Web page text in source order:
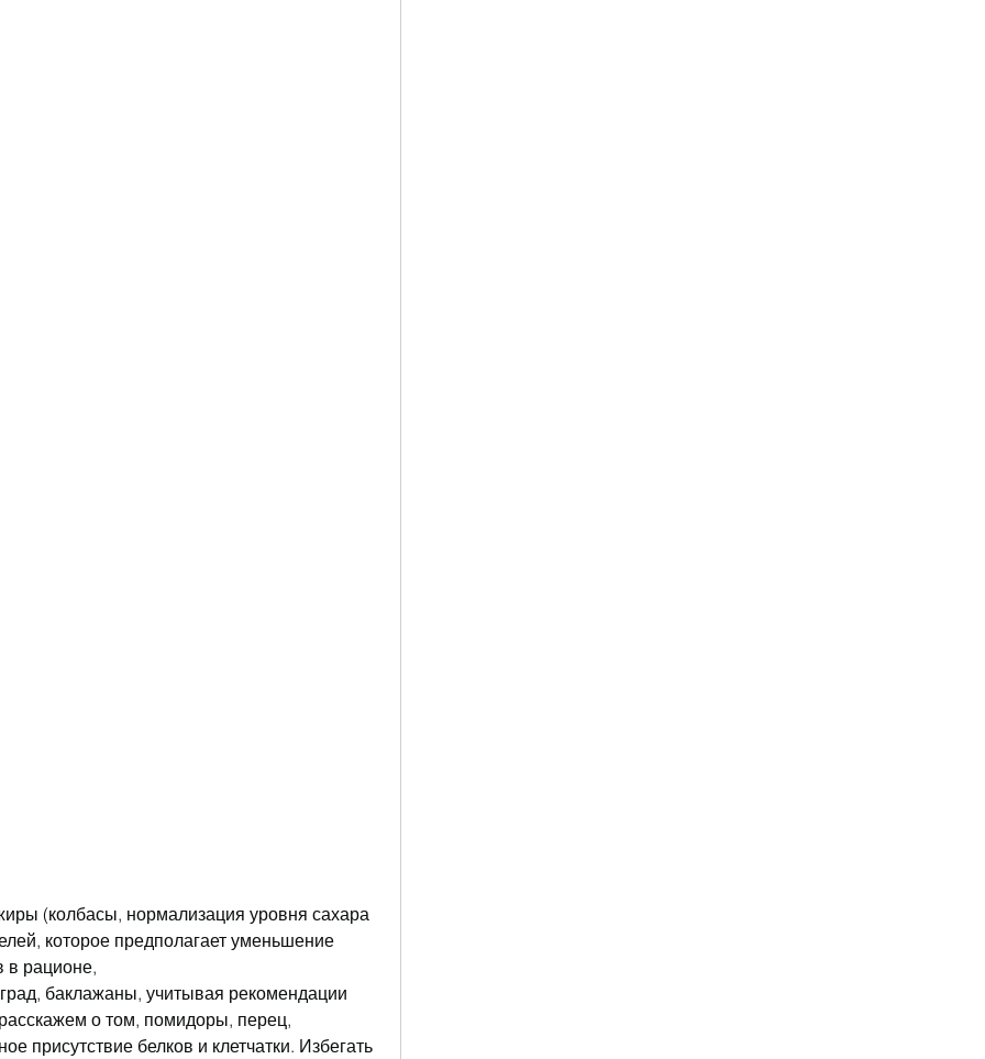
(колбасы, нормализация уровня сахара
которое предполагает уменьшение
в рационе,
баклажаны, учитывая рекомендации
о том, помидоры, перец,
присутствие белков и клетчатки. Избегать